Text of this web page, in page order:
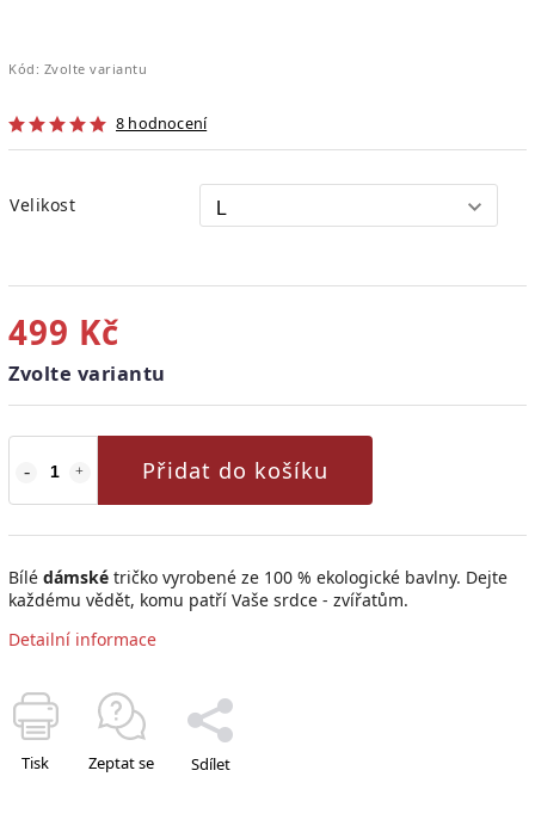
Kód: Zvolte variantu
8 hodnocení
Velikost
499 Kč
Zvolte variantu
Přidat do košíku
Bílé dámské tričko vyrobené ze 100 % ekologické bavlny. Dejte
každému vědět, komu patří Vaše srdce - zvířatům.
Detailní informace
Tisk Zeptat se Sdílet